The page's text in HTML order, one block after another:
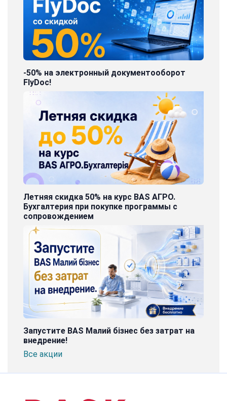
-50% на электронный документооборот
FlyDoc!
Летняя скидка 50% на курс BAS АГРО.
Бухгалтерия при покупке программы с
сопровождением
Запустите BAS Малий бізнес без затрат на
внедрение!
Все акции